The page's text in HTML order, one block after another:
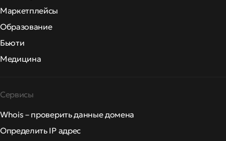
Маркетплейсы
Образование
Бьюти
Медицина
Сервисы
Whois – проверить данные домена
Определить IP адрес